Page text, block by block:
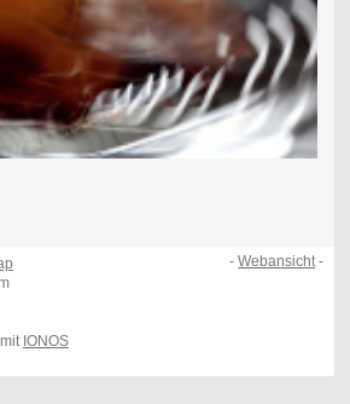
IONOS
-Webansicht-